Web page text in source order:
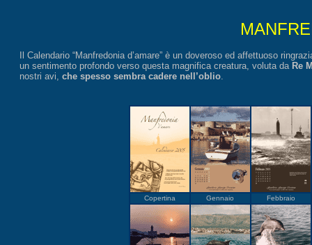
Il Calendario “Manfredonia d’amare” è un doveroso ed affettuoso
un sentimento profondo verso questa magnifica creatura, voluta da Re
nostri avi, che spesso sembra cadere nell’oblio.
Copertina Gennaio Febbraio